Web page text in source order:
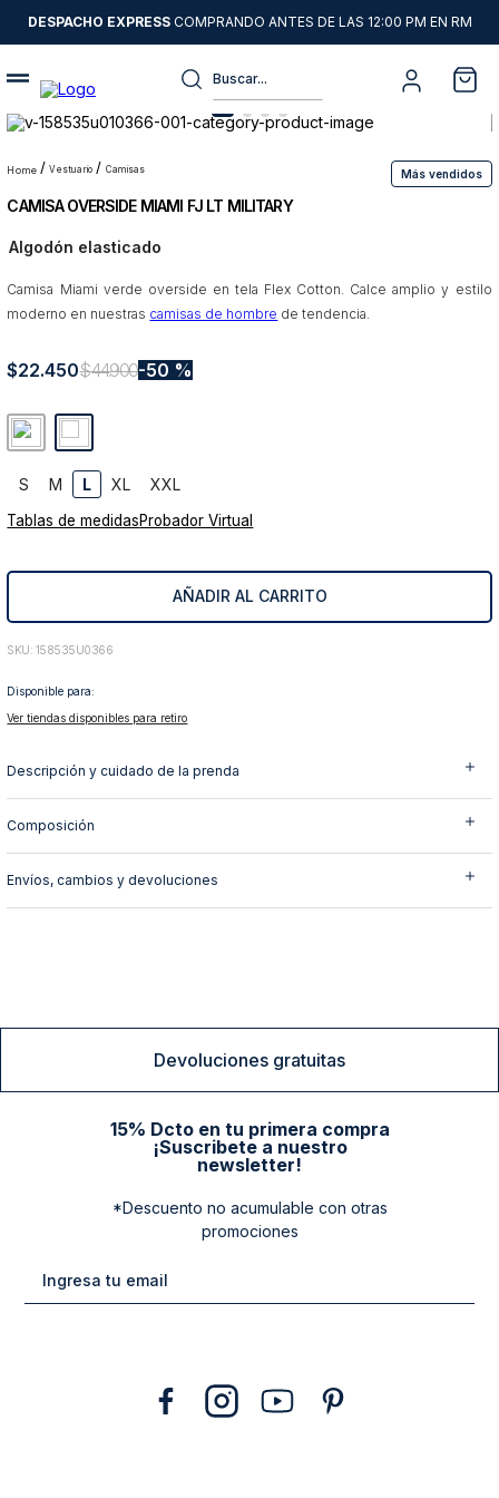
DESPACHO EXPRESSCOMPRANDO ANTES DE LAS 12:00 PM EN RM
Buscar...
vestuario camisas Más vendidos
CAMISA OVERSIDE MIAMI FJ LT MILITARY
Algodón elasticado
Camisa Miami verde overside en tela Flex Cotton. Calce amplio y estilo
moderno en nuestras camisas de hombre de tendencia.
$22.450$44.900 50 %
S M L XL XXL
Tablas de medidasProbador Virtual
AÑADIR AL CARRITO
: 158535U0366
Disponible para:
Ver tiendas disponibles para retiro
Descripción y cuidado de la prenda
Composición
Envíos, cambios y devoluciones
Devoluciones gratuitas
15% Dcto en tu primera compra
¡Suscribete a nuestro
newsletter!
*Descuento no acumulable con otras
promociones
1.
sweater
2.
camisas
3.
chaquetas
4.
pantalon
6.
chaqueta cuero
8.
chaqueta
9
poleron
10. abrigo